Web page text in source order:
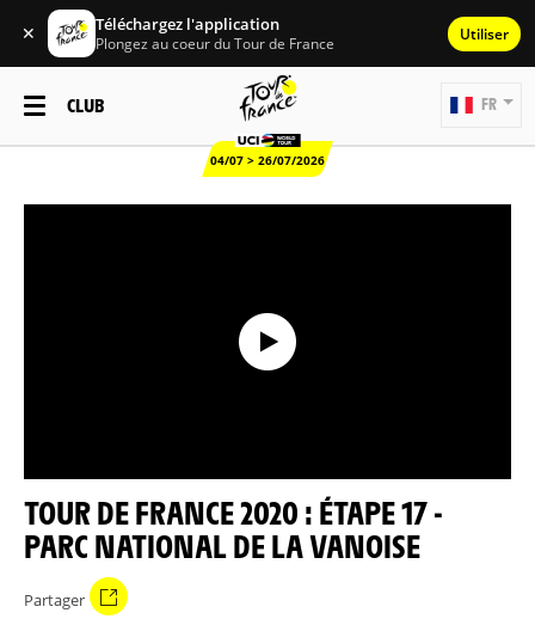
✕ Téléchargez l'application
Plongez au coeur du Tour de France Utiliser
CLUB
04/07 > 26/07/2026
FR
TOUR DE FRANCE 2020 : ÉTAPE 17 -
PARC NATIONAL DE LA VANOISE
Partager